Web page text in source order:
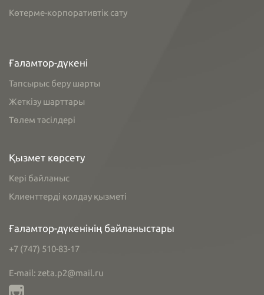
Көтерме-корпоративтік сату
Ғаламтор-дүкені
Тапсырыс беру шарты
Жеткізу шарттары
Төлем тәсілдері
Қызмет көрсету
Кері байланыс
Клиенттерді қолдау қызметі
Ғаламтор-дүкенінің байланыстары
+7 (747) 510-83-17
E-mail: zeta.p2@mail.ru